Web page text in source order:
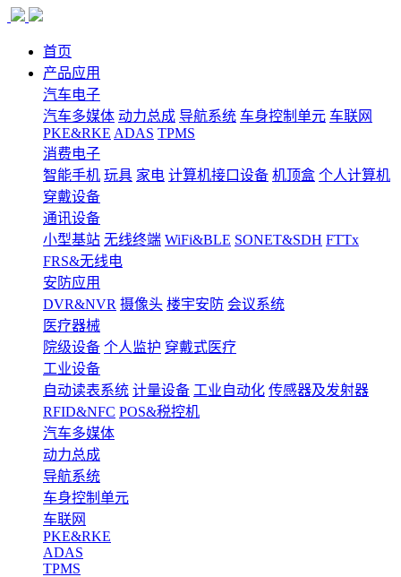
首页
产品应用
汽车电子
汽车多媒体 动力总成 导航系统 车身控制单元 车联网
PKE&RKE ADAS TPMS
消费电子
智能手机 玩具 家电 计算机接口设备 机顶盒 个人计算机
穿戴设备
通讯设备
小型基站 无线终端 WiFi&BLE SONET&SDH FTTx
FRS&无线电
安防应用
DVR&NVR 摄像头 楼宇安防 会议系统
医疗器械
院级设备 个人监护 穿戴式医疗
工业设备
自动读表系统 计量设备 工业自动化 传感器及发射器
RFID&NFC POS&税控机
汽车多媒体
动力总成
导航系统
车身控制单元
车联网
PKE&RKE
ADAS
TPMS